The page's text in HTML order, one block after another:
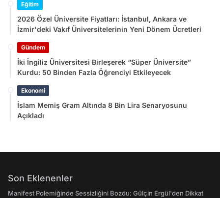
Eğitim
2026 Özel Üniversite Fiyatları: İstanbul, Ankara ve
İzmir'deki Vakıf Üniversitelerinin Yeni Dönem Ücretleri
Gündem
İki İngiliz Üniversitesi Birleşerek “Süper Üniversite”
Kurdu: 50 Binden Fazla Öğrenciyi Etkileyecek
Ekonomi
İslam Memiş Gram Altında 8 Bin Lira Senaryosunu
Açıkladı
Son Eklenenler
Manifest Polemiğinde Sessizliğini Bozdu: Gülçin Ergül'den Dikkat